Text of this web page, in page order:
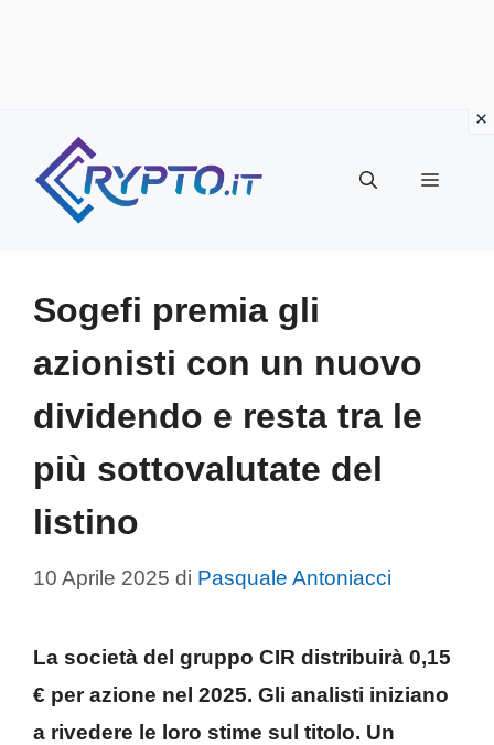
contenuto
Menu
Sogefi premia gli
azionisti con un nuovo
dividendo e resta tra le
più sottovalutate del
listino
10 Aprile 2025 di Pasquale Antoniacci
La società del gruppo CIR distribuirà 0,15
€ per azione nel 2025. Gli analisti iniziano
a rivedere le loro stime sul titolo. Un